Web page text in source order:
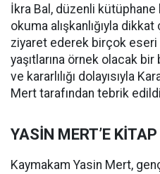
İkra Bal, düzenli kütüphane
okuma alışkanlığıyla
ziyaret ederek birçok eseri
yaşıtlarına örnek olacak
ve kararlılığı dolayısıyla
Mert tarafından tebrik
YASİN MERT’E
Kaymakam Yasin Mert,